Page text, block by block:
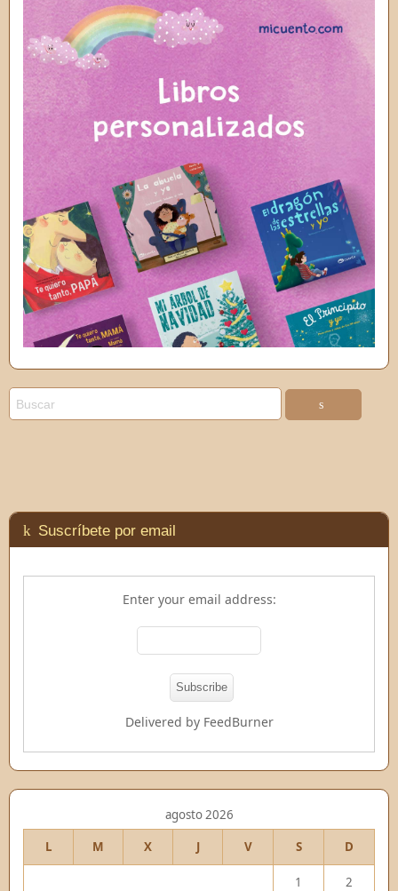
Suscríbete por email
Enter your email address:
Delivered by FeedBurner
agosto 2026
L
M X J V S D
1 2